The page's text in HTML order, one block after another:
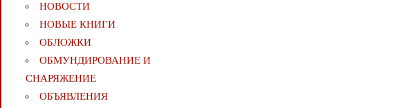
НОВОСТИ
НОВЫЕ КНИГИ
ОБЛОЖКИ
ОБМУНДИРОВАНИЕ И
СНАРЯЖЕНИЕ
ОБЪЯВЛЕНИЯ